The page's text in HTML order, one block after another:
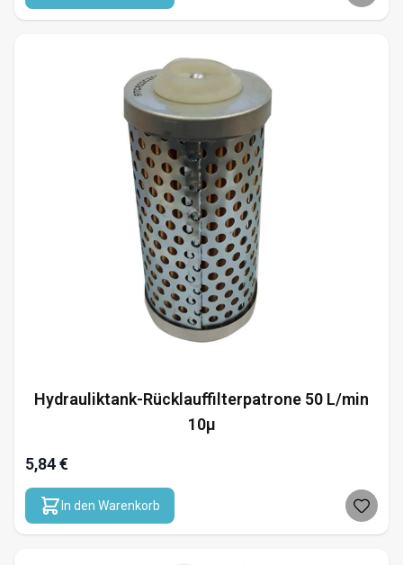
Hydrauliktank-Rücklauffilterpatrone 50 L/min
10µ
5,84 €
In den Warenkorb